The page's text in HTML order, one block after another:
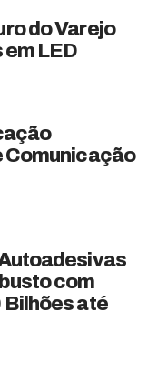
do Varejo
LED
Comunicação
com
Bilhões até